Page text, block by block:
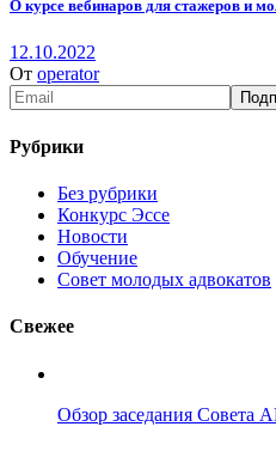
О курсе вебинаров для стажеров и
12.10.2022
От operator
Рубрики
Без рубрики
Конкурс Эссе
Новости
Обучение
Совет молодых адвокатов
Свежее
Обзор заседания Совета